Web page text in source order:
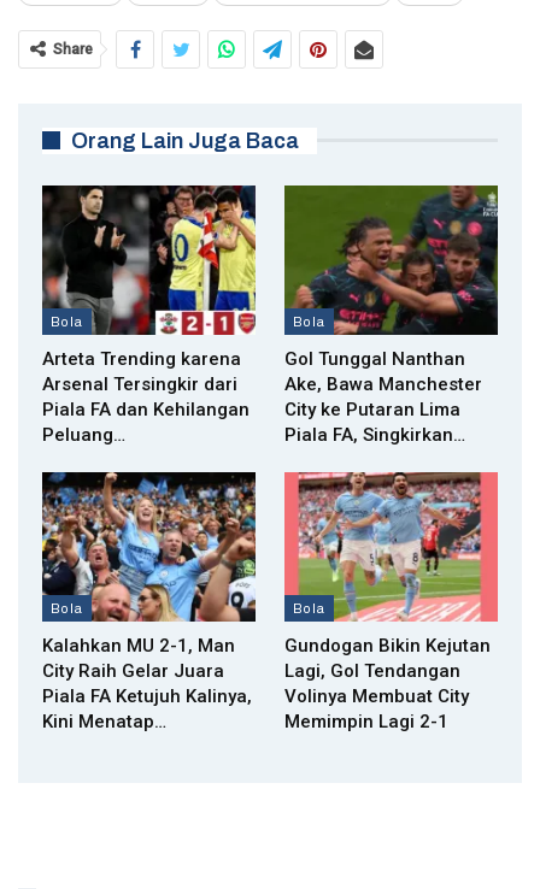
Share
Orang Lain Juga Baca
Bola
Arteta Trending karena
Arsenal Tersingkir dari
Piala FA dan Kehilangan
Peluang…
Bola
Gol Tunggal Nanthan
Ake, Bawa Manchester
City ke Putaran Lima
Piala FA, Singkirkan…
Bola
Kalahkan MU 2-1, Man
City Raih Gelar Juara
Piala FA Ketujuh Kalinya,
Kini Menatap…
Bola
Gundogan Bikin Kejutan
Lagi, Gol Tendangan
Volinya Membuat City
Memimpin Lagi 2-1